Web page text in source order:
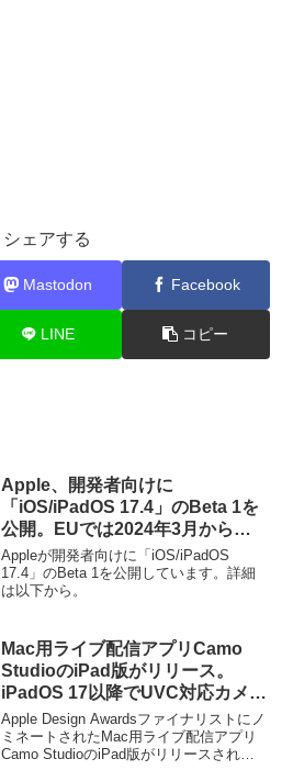
シェアする
Mastodon Facebook
LINE コピー
Apple、開発者向けに
「iOS/iPadOS 17.4」のBeta 1を
公開。EUでは2024年3月から
App Store以外のマーケットプレ
イスからのアプリの提供や
WebKit以外のブラウザエンジン
Appleが開発者向けに「iOS/iPadOS
17.4」のBeta 1を公開しています。詳細
は以下から。
Mac用ライブ配信アプリCamo
StudioのiPad版がリリース。
iPadOS 17以降でUVC対応カメラ
やキャプチャボードを利用した配
信が可能に。
Apple Design Awardsファイナリストにノ
ミネートされたMac用ライブ配信アプリ
Camo StudioのiPad版がリリースされて